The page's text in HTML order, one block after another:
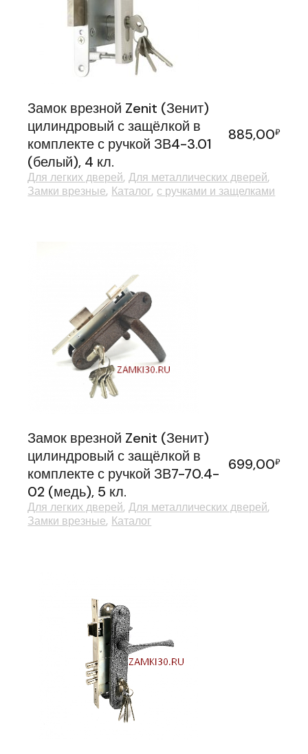
Замок врезной Zenit (Зенит)
цилиндровый с защёлкой в
комплекте с ручкой ЗВ4-3.01
(белый), 4 кл.
885,00₽
Для легких дверей Для металлических дверей
Замки врезные Каталог с ручками и защелками
Замок врезной Zenit (Зенит)
цилиндровый с защёлкой в
комплекте с ручкой ЗВ7-70.4-
02 (медь), 5 кл.
699,00₽
Для легких дверей Для металлических дверей
Замки врезные Каталог